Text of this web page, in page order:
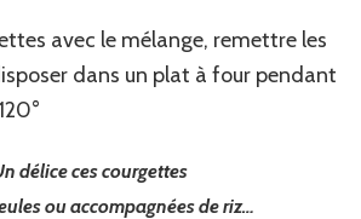
avec le mélange, remettre les
dans un plat à four pendant
délice ces courgettes
ou accompagnées de riz…